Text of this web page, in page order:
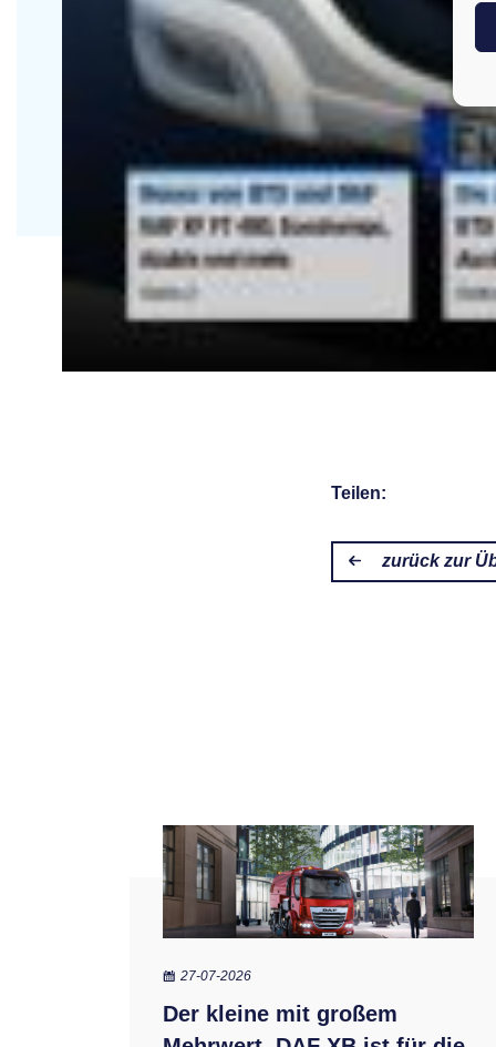
Teilen:
zurück zur
27-07-2026
Der kleine mit großem